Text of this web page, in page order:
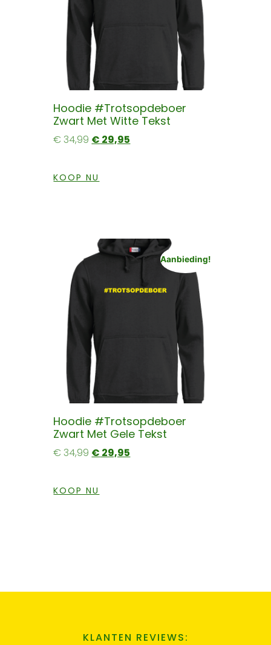
Hoodie #trotsopdeboer
Zwart Met Witte Tekst
€34,99 € 29,95
KOOP NU
Aanbieding!
Hoodie #trotsopdeboer
Zwart Met Gele Tekst
€34,99 € 29,95
KOOP NU
KLANTEN REVIEWS: